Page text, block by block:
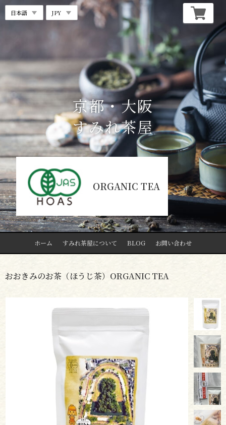
ORGANIC TEA
京都・大阪
すみれ茶屋
ホーム すみれ茶屋について BLOG お問い合わせ
おおきみのお茶（ほうじ茶）ORGANIC TEA